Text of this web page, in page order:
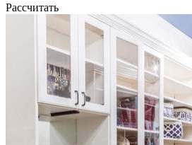
Рассчитать